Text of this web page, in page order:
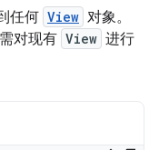
任何 View 对象。
对现有 View 进行